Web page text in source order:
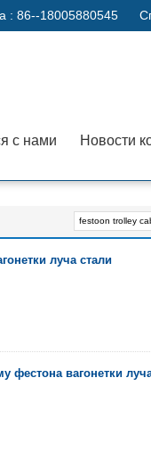
: 86--18005880545
с нами Новости
луча стали
вагонетки луча